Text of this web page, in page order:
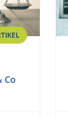
Co